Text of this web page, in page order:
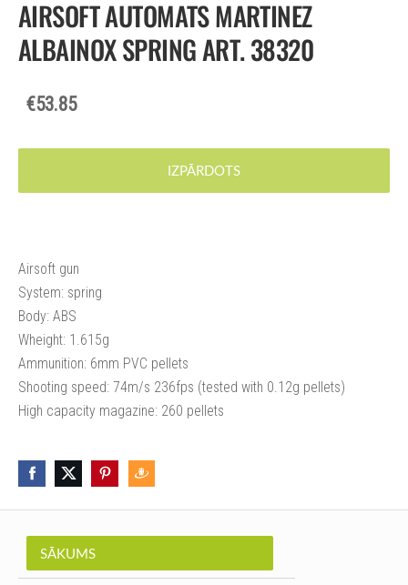
SĀKUMS
AIRSOFT AUTOMATS MARTINEZ
ALBAINOX SPRING ART. 38320
€53.85
IZPĀRDOTS
Airsoft gun
System: spring
Body: ABS
Wheight: 1.615g
Ammunition: 6mm PVC pellets
Shooting speed: 74m/s 236fps (tested with 0.12g pellets)
High capacity magazine: 260 pellets